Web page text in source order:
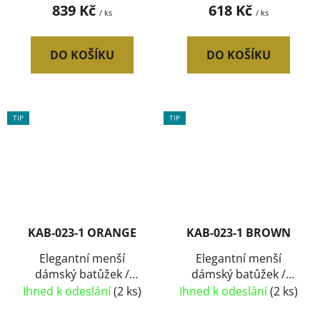
839 Kč / ks
DO KOŠÍKU
618 Kč / ks
DO KOŠÍKU
TIP
KAB-023-1 ORANGE
Elegantní menší
dámský batůžek /
kabelka oranžová
Ihned k odeslání(2 ks)
TIP
KAB-023-1 BROWN
Elegantní menší
dámský batůžek /
kabelka hnědá
Ihned k odeslání(2 ks)